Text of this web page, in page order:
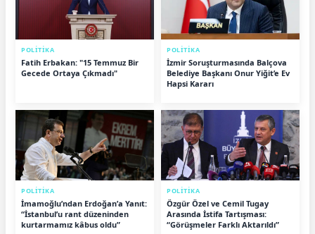
POLİTİKA
Fatih Erbakan: "15 Temmuz Bir
Gecede Ortaya Çıkmadı"
POLİTİKA
İzmir Soruşturmasında Balçova
Belediye Başkanı Onur Yiğit’e Ev
Hapsi Kararı
POLİTİKA
İmamoğlu’ndan Erdoğan’a Yanıt:
“İstanbul’u rant düzeninden
kurtarmamız kâbus oldu”
POLİTİKA
Özgür Özel ve Cemil Tugay
Arasında İstifa Tartışması:
“Görüşmeler Farklı Aktarıldı”